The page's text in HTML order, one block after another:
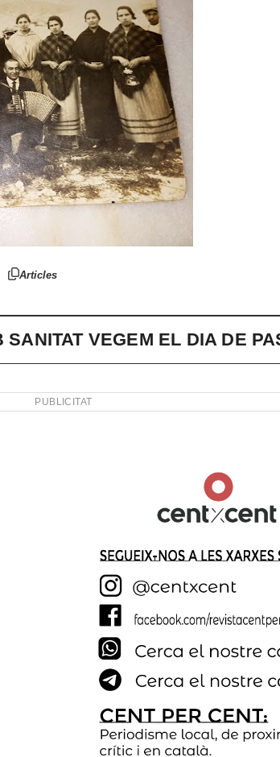
Articles
SANITAT VEGEM EL DIA DE
PUBLICITAT